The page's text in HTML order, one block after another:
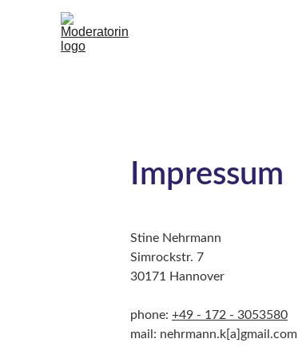
Stine Nehrmann
Simrockstr. 7
30171 Hannover
phone: +49 - 172 - 3053580
mail: nehrmann.k[a]gmail.com
Impressum